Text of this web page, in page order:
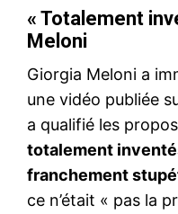
« Totalement
Meloni
Giorgia Meloni a
une vidéo publiée
a qualifié les
totalement
franchement
ce n’était « pas la